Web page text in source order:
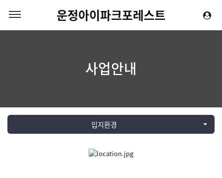
운정아이파크포레스트
사업안내
입지환경